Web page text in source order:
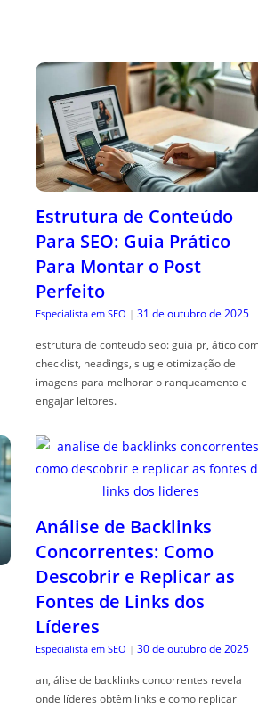
Estrutura de Conteúdo
Para SEO: Guia Prático
Para Montar o Post
Perfeito
Especialista em SEO | 31 de outubro de 2025
estrutura de conteudo seo: guia pr, ático
checklist, headings, slug e otimização de
imagens para melhorar o ranqueamento e
engajar leitores.
Análise de Backlinks
Concorrentes: Como
Descobrir e Replicar as
Fontes de Links dos
Líderes
Especialista em SEO | 30 de outubro de 2025
an, álise de backlinks concorrentes revela
onde líderes obtêm links e como replicar